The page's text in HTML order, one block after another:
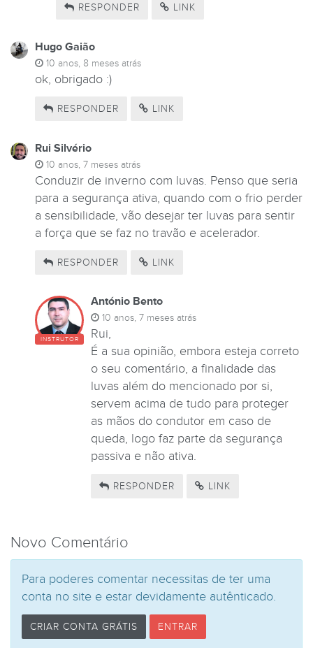
RESPONDER LINK
Hugo Gaião
10 anos, 8 meses atrás
ok, obrigado :)
RESPONDER LINK
Rui Silvério
10 anos, 7 meses atrás
Conduzir de inverno com luvas. Penso que seria
para a segurança ativa, quando com o frio perder
a sensibilidade, vão desejar ter luvas para sentir
a força que se faz no travão e acelerador.
RESPONDER LINK
INSTRUTOR
António Bento
10 anos, 7 meses atrás
Rui,
É a sua opinião, embora esteja correto
o seu comentário, a finalidade das
luvas além do mencionado por si,
servem acima de tudo para proteger
as mãos do condutor em caso de
queda, logo faz parte da segurança
passiva e não ativa.
RESPONDER LINK
Novo Comentário
Para poderes comentar necessitas de ter uma
conta no site e estar devidamente autênticado.
CRIAR CONTA GRÁTIS ENTRAR